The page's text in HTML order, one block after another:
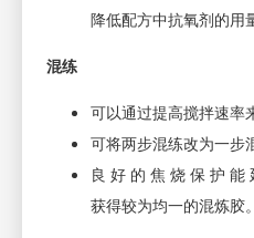
降低配方中抗氧剂的用
混练
可以通过提高搅拌速率
可将两步混练改为一步
良 好 的 焦 烧 保 护 能
获得较为均一的混炼胶。